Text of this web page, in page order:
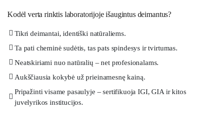
Kodėl verta rinktis laboratorijoje išaugintus deimantus?
Tikri deimantai, identiški natūraliems.
Ta pati cheminė sudėtis, tas pats spindesys ir tvirtumas.
Neatskiriami nuo natūralių – net profesionalams.
Aukščiausia kokybė už prieinamesnę kainą.
Pripažinti visame pasaulyje – sertifikuoja IGI, GIA ir kitos
juvelyrikos institucijos.